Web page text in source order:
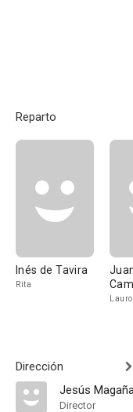
Reparto
Inés de Tavira
Rita
Lauro
Dirección
Director